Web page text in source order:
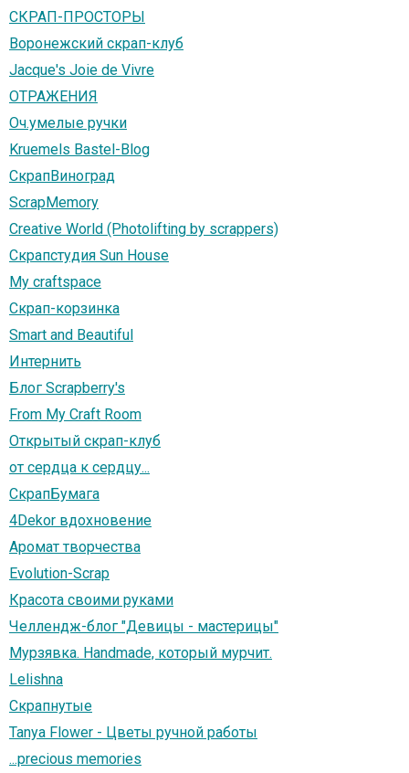
СКРАП-ПРОСТОРЫ
Воронежский скрап-клуб
Jacque's Joie de Vivre
ОТРАЖЕНИЯ
Оч.умелые ручки
Kruemels Bastel-Blog
СкрапВиноград
ScrapMemory
Creative World (Photolifting by scrappers)
Скрапстудия Sun House
My craftspace
Скрап-корзинка
Smart and Beautiful
Интернить
Блог Scrapberry's
From My Craft Room
Открытый скрап-клуб
от сердца к сердцу...
СкрапБумага
4Dekor вдохновение
Аромат творчества
Evolution-Scrap
Красота своими руками
Челлендж-блог "Девицы - мастерицы"
Мурзявка. Handmade, который мурчит.
Lelishna
Скрапнутые
Tanya Flower - Цветы ручной работы
...precious memories